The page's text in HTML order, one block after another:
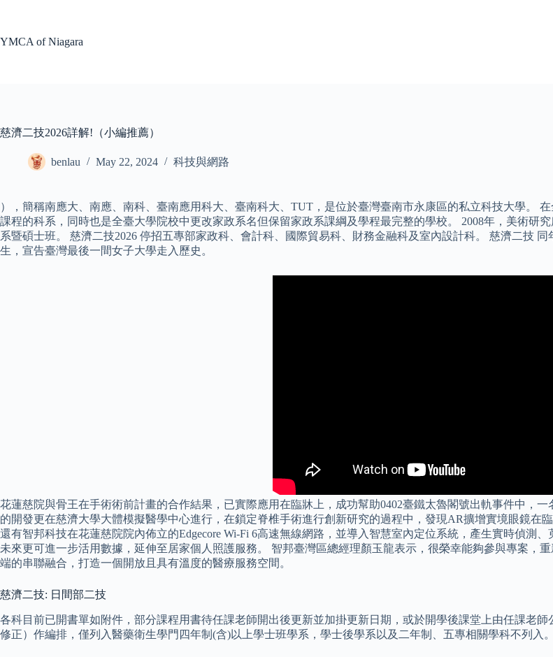
YMCA of Niagara
慈濟二技2026詳解!（小編推薦）
benlau May 22, 2024 科技與網路
），簡稱南應大、南應、南科、臺南應用科大、臺南科大、TUT，是位於臺灣臺南市永康區的私立科技大學。
課程的科系，同時也是全臺大學院校中更改家政系名但保留家政系課綱及學程最完整的學校。 2008年，美術研
系暨碩士班。 慈濟二技2026 停招五專部家政科、會計科、國際貿易科、財務金融科及室內設計科。 慈濟二技
生，宣告臺灣最後一間女子大學走入歷史。
花蓮慈院與骨王在手術術前計畫的合作結果，已實際應用在臨牀上，成功幫助0402臺鐵太魯閣號出軌事件中，
的開發更在慈濟大學大體模擬醫學中心進行，在鎖定脊椎手術進行創新研究的過程中，發現AR擴增實境眼鏡在
還有智邦科技在花蓮慈院院內佈立的Edgecore Wi-Fi 6高速無線網路，並導入智慧室內定位系統，產生實時偵測
未來更可進一步活用數據，延伸至居家個人照護服務。 智邦臺灣區總經理顏玉龍表示，很榮幸能夠參與專案，
端的串聯融合，打造一個開放且具有溫度的醫療服務空間。
慈濟二技: 日間部二技
各科目前已開書單如附件，部分課程用書待任課老師開出後更新並加掛更新日期，或於開學後課堂上由任課老
修正）作編排，僅列入醫藥衛生學門四年制(含)以上學士班學系，學士後學系以及二年制、五專相關學科不列入。